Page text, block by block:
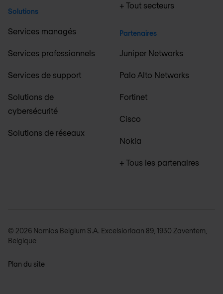
Solutions
Services managés
Services professionnels
Services de support
Solutions de
cybersécurité
Solutions de réseaux
+ Tout secteurs
Partenaires
Juniper Networks
Palo Alto Networks
Fortinet
Cisco
Nokia
+ Tous les partenaires
© 2026 Nomios Belgium S.A. Excelsiorlaan 89, 1930 Zaventem,
Belgique
Plan du site